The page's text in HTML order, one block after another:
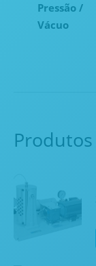
Pressão /
Vácuo